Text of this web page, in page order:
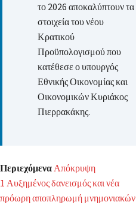
το 2026 αποκαλύπτουν τα
στοιχεία του νέου
Κρατικού
Προϋπολογισμού που
κατέθεσε ο υπουργός
Εθνικής Οικονομίας και
Οικονομικών Κυριάκος
Πιερρακάκης.
ΠεριεχόμεναΑπόκρυψη
1 Αυξημένος δανεισμός και νέα
πρόωρη αποπληρωμή μνημονιακών